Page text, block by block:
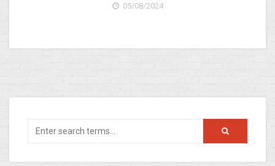
05/08/2024